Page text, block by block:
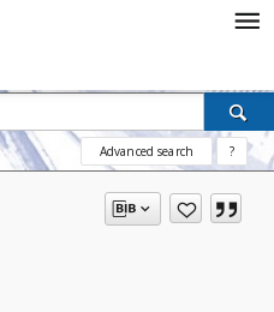
Advanced search ?